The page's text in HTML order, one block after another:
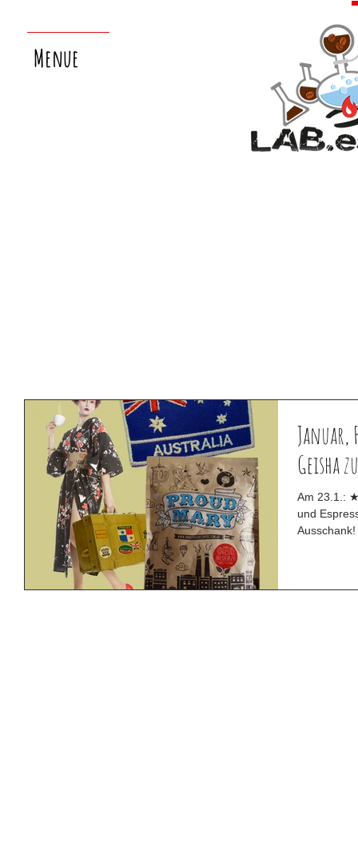
Menue
Januar,
Geisha
Am 23.1.:
und